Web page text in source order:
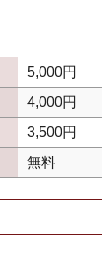
5,000円
4,000円
3,500円
無料